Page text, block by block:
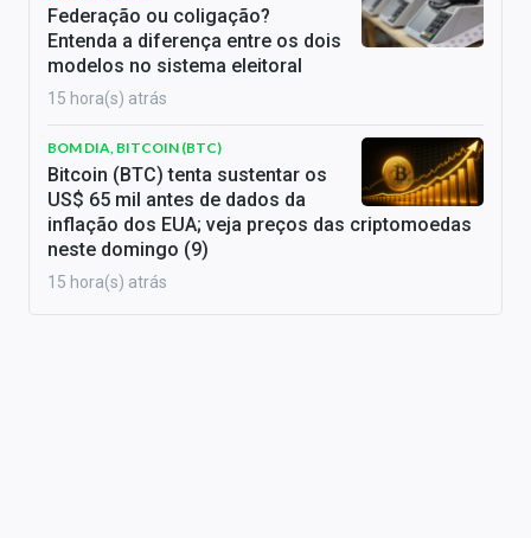
Federação ou coligação?
Entenda a diferença entre os dois
modelos no sistema eleitoral
15 hora(s) atrás
BOM DIA, BITCOIN (BTC)
Bitcoin (BTC) tenta sustentar os
US$ 65 mil antes de dados da
inflação dos EUA; veja preços das criptomoedas
neste domingo (9)
15 hora(s) atrás